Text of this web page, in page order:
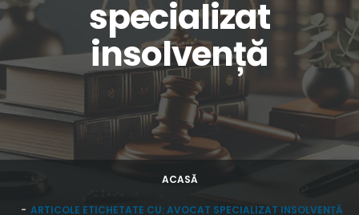
specializat
insolvență
ACASĂ
ARTICOLE ETICHETATE CU: AVOCAT SPECIALIZAT INSOLVENȚĂ